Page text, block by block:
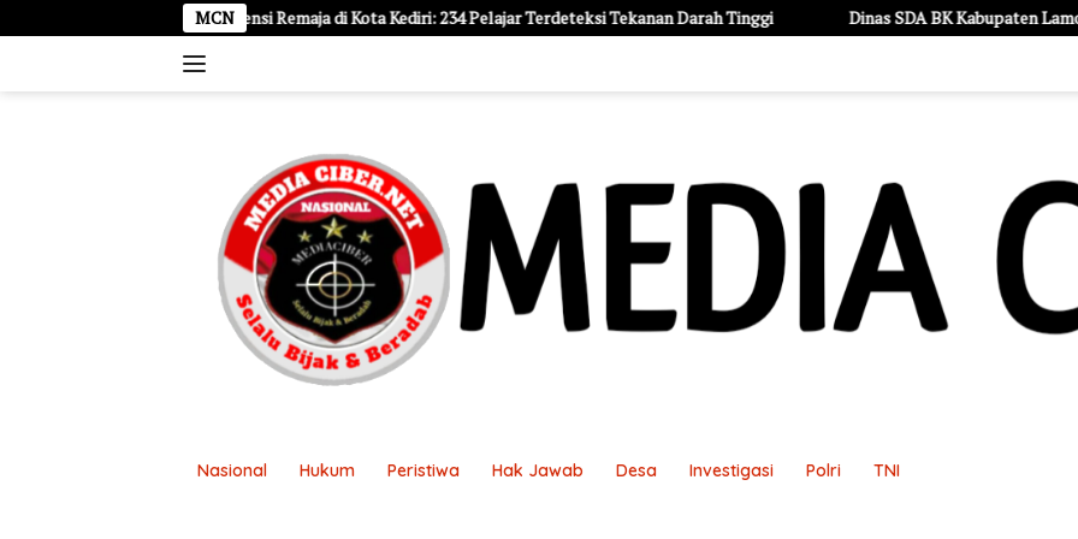
ke
MCN
Hipertensi Remaja di Kota Kediri: 234 Pelajar Terdeteksi Tekanan Darah Tinggi Dinas SDA BK Kabupaten Lamongan
Nasional Hukum Peristiwa Hak Jawab Desa Investigasi Polri TNI